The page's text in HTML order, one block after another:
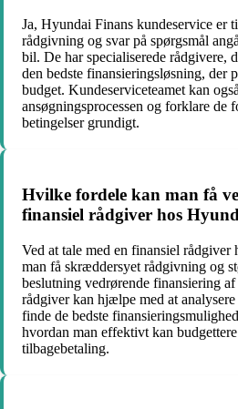
Ja, Hyundai Finans kundeservice er
rådgivning og svar på spørgsmål
bil. De har specialiserede rådgivere,
den bedste finansieringsløsning, der
budget. Kundeserviceteamet kan
ansøgningsprocessen og forklare de
betingelser grundigt.
Hvilke fordele kan man få
finansiel rådgiver hos
Ved at tale med en finansiel rådgiver
man få skræddersyet rådgivning og
beslutning vedrørende finansiering
rådgiver kan hjælpe med at
finde de bedste
hvordan man effektivt kan
tilbagebetaling.